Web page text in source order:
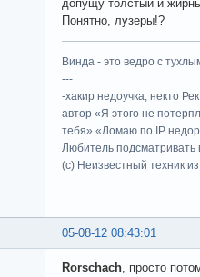
допущу толстый и
Понятно, лузеры!?
Винда - это ведро с
---
-хакир недоучка, некто
автор «Я этого не
тебя» «Ломаю по IP
Любитель подсматривать
(c) Неизвестный техник
05-08-12 08:43:01
Rorschach, просто